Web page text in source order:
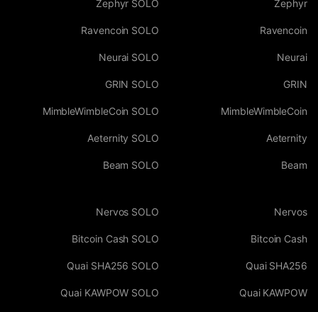
Zephyr
Ravencoin
Neurai
GRIN
MimbleWimbleCoin
Aeternity
Beam
Zephyr SOLO
Ravencoin SOLO
Neurai SOLO
GRIN SOLO
MimbleWimbleCoin SOLO
Aeternity SOLO
Beam SOLO
Nervos
Bitcoin Cash
Quai SHA256
Quai KAWPOW
Nervos SOLO
Bitcoin Cash SOLO
Quai SHA256 SOLO
Quai KAWPOW SOLO